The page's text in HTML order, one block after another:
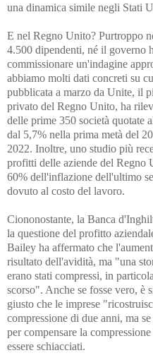
una dinamica simile negli Stati
E nel Regno Unito? Purtroppo
4.500 dipendenti, né il governo
commissionare un'indagine
abbiamo molti dati concreti su
pubblicata a marzo da Unite, il
privato del Regno Unito, ha
delle prime 350 società quotate
dal 5,7% nella prima metà del
2022. Inoltre, uno studio più
profitti delle aziende del Regno
60% dell'inflazione dell'ultimo
dovuto al costo del lavoro.
Ciononostante, la Banca
la questione del profitto
Bailey ha affermato che
risultato dell'avidità, ma "una
erano stati compressi, in
scorso". Anche se fosse vero, è
giusto che le imprese
compressione di due anni, ma
per compensare la
essere schiacciati.